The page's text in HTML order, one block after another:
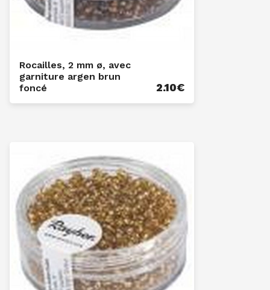
Rocailles, 2 mm ø, avec
garniture argen brun
foncé
2.10€